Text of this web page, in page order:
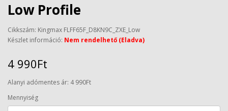
Low Profile
Cikkszám: Kingmax FLFF65F_D8KN9C_ZXE_Low
Készlet információ: Nem rendelhető (Eladva)
4 990Ft
Alanyi adómentes ár: 4 990Ft
Mennyiség